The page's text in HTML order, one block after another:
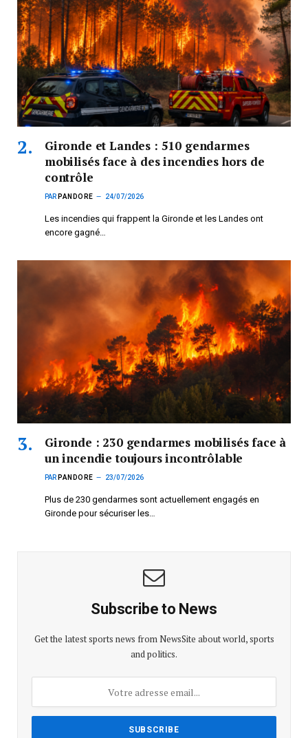
Gironde et Landes : 510 gendarmes
mobilisés face à des incendies hors de
contrôle
PAR PANDORE 24/07/2026
Les incendies qui frappent la Gironde et les Landes ont
encore gagné…
Gironde : 230 gendarmes mobilisés face à
un incendie toujours incontrôlable
PAR PANDORE 23/07/2026
Plus de 230 gendarmes sont actuellement engagés en
Gironde pour sécuriser les…
Subscribe to News
Get the latest sports news from NewsSite about world, sports
and politics.